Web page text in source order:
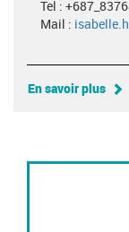
Tel :
Mail :
En savoir plus